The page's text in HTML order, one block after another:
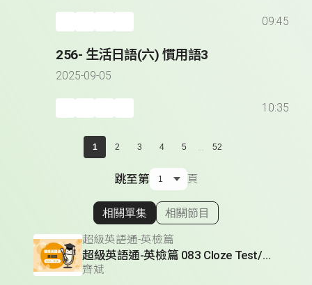
09:45
256- 生活日語(六) 慣用語3
2025-09-05
10:35
1 2 3 4 5 ... 52
跳至第 頁
顯示相關單集
相關單集 相關節目
超級英語通-英檢篇
超級英語通-英檢篇 083 Cloze Test/段落填空-13
齊斌